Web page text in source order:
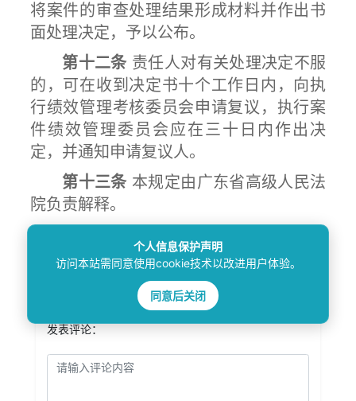
将案件的审查处理结果形成材料并作出书
面处理决定，予以公布。
第十二条 责任人对有关处理决定不服
的，可在收到决定书十个工作日内，向执
行绩效管理考核委员会申请复议，执行案
件绩效管理委员会应在三十日内作出决
定，并通知申请复议人。
第十三条 本规定由广东省高级人民法
院负责解释。
发表评论：
个人信息保护声明
访问本站需同意使用cookie技术以改进用户体验。
同意后关闭